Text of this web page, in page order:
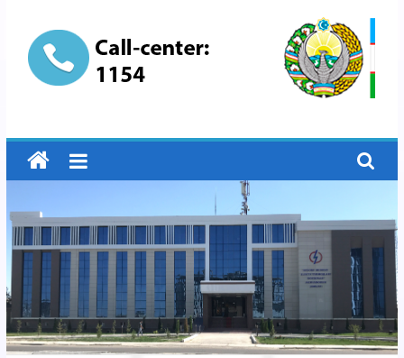
“Buxoro
hududiy
elektr
tarmoqlari
korxonasi”
AJ
“Buxoro
hududiy